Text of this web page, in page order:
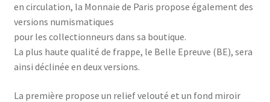
en circulation, la Monnaie de Paris propose également des
versions numismatiques
pour les collectionneurs dans sa boutique.
La plus haute qualité de frappe, le Belle Epreuve (BE), sera
ainsi déclinée en deux versions.
La première propose un relief velouté et un fond miroir